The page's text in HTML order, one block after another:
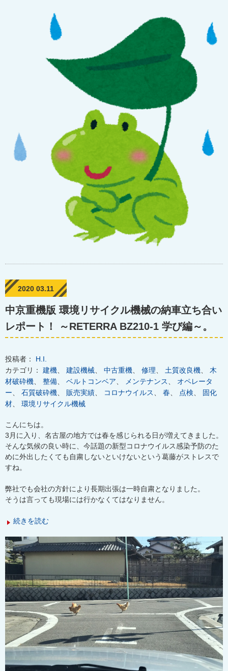
2020 03.11
中京重機版 環境リサイクル機械の納車立ち合い
レポート！ ～RETERRA BZ210-1 学び編～。
投稿者： H.I.
カテゴリ： 建機 建設機械 中古重機 修理 土質改良機
木
材破砕機
整備 ベルトコンベア メンテナンス
オペレータ
ー
石質破砕機 販売実績 コロナウイルス 春 点検
固化
材
環境リサイクル機械
こんにちは。
3月に入り、名古屋の地方では春を感じられる日が増えてきました。
そんな気候の良い時に、今話題の新型コロナウイルス感染予防のた
めに外出したくても自粛しないといけないという葛藤がストレスで
すね。
弊社でも会社の方針により長期出張は一時自粛となりました。
そうは言っても現場には行かなくてはなりません。
続きを読む